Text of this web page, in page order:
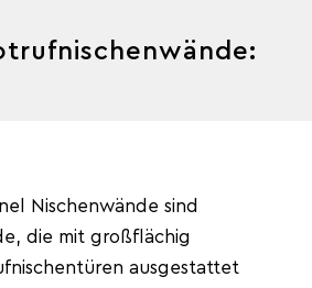
Nischenwände sind
die mit großflächig
ausgestattet